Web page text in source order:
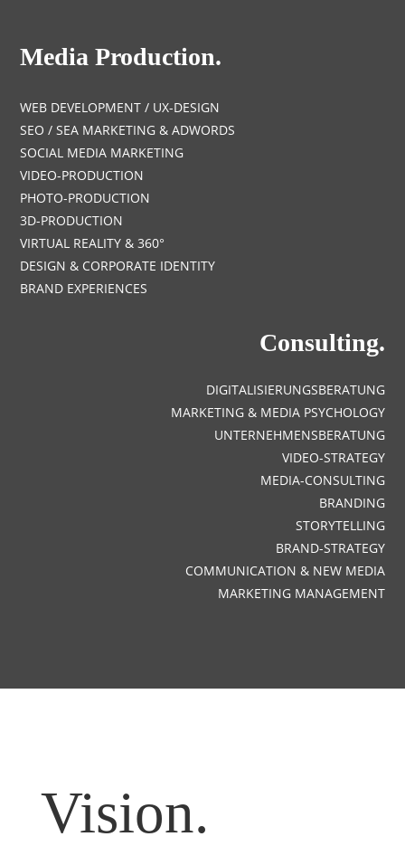
Media Production.
WEB DEVELOPMENT / UX-DESIGN
SEO / SEA MARKETING & ADWORDS
SOCIAL MEDIA MARKETING
VIDEO-PRODUCTION
PHOTO-PRODUCTION
3D-PRODUCTION
VIRTUAL REALITY & 360°
DESIGN & CORPORATE IDENTITY
BRAND EXPERIENCES
Consulting.
DIGITALISIERUNGSBERATUNG
MARKETING & MEDIA PSYCHOLOGY
UNTERNEHMENSBERATUNG
VIDEO-STRATEGY
MEDIA-CONSULTING
BRANDING
STORYTELLING
BRAND-STRATEGY
COMMUNICATION & NEW MEDIA
MARKETING MANAGEMENT
Vision.